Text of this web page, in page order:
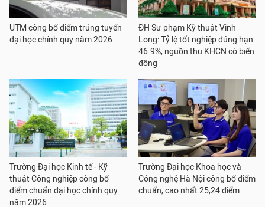
UTM công bố điểm trúng tuyển
đại học chính quy năm 2026
ĐH Sư phạm Kỹ thuật Vĩnh
Long: Tỷ lệ tốt nghiệp đúng hạn
46.9%, nguồn thu KHCN có biến
động
Trường Đại học Kinh tế - Kỹ
thuật Công nghiệp công bố
điểm chuẩn đại học chính quy
năm 2026
Trường Đại học Khoa học và
Công nghệ Hà Nội công bố điểm
chuẩn, cao nhất 25,24 điểm